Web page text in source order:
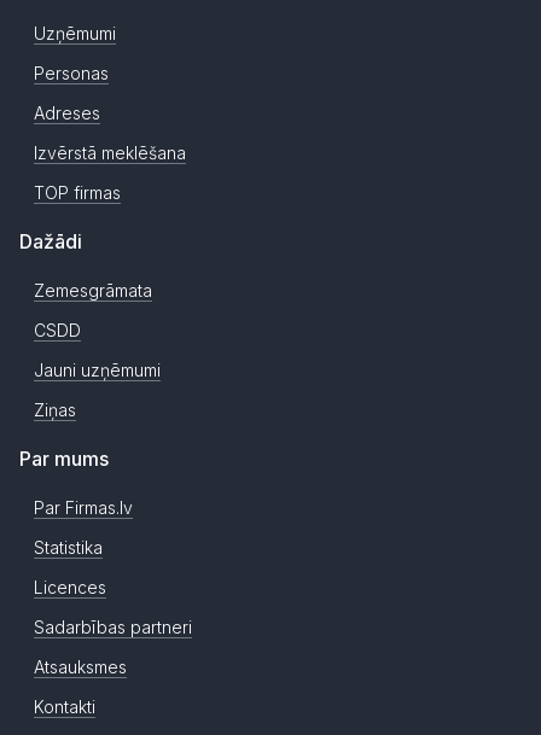
Uzņēmumi
Personas
Adreses
Izvērstā meklēšana
TOP firmas
Dažādi
Zemesgrāmata
CSDD
Jauni uzņēmumi
Ziņas
Par mums
Par Firmas.lv
Statistika
Licences
Sadarbības partneri
Atsauksmes
Kontakti